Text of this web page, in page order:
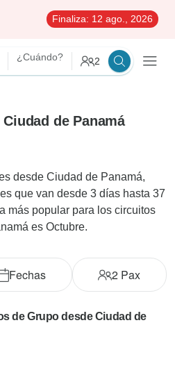
Finaliza: 12 ago., 2026
¿Cuándo? 2
de Panamá
desde Ciudad de Panamá,
que van desde 3 días hasta 37
más popular para los circuitos
es Octubre.
Fechas 2 Pax
de Grupo desde Ciudad de